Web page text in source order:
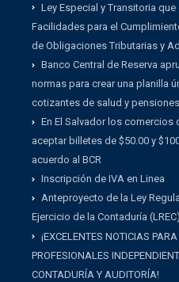
Ley Especial y Transitoria
Facilidades para el
de Obligaciones Tributarias y
Banco Central de Reserva
normas para crear una planilla
cotizantes de salud y pensiones
En El Salvador los comercios
aceptar billetes de $50.00 y
acuerdo al BCR
Inscripción de IVA en Linea
Anteproyecto de la Ley
Ejercicio de la Contaduría
¡EXCELENTES NOTICIAS
PROFESIONALES
CONTADURÍA Y AUDITORÍA!